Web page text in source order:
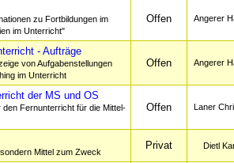
zu Fortbildungen im
im Unterricht"
Offen Angerer
- Aufträge
von Aufgabenstellungen
im Unterricht
Offen Angerer
der MS und OS
den Fernunterricht für die Mittel-
Offen Laner
Mittel zum Zweck
Privat Dietl